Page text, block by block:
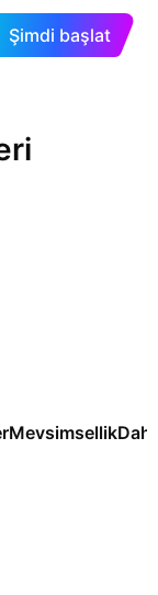
Şimdi başlat
Mevsimsellik